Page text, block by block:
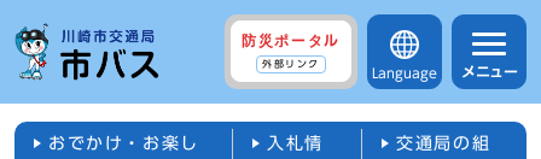
防災ポータル
外部リンク
Language メニュー
おでかけ・お楽し
入札情
交通局の組